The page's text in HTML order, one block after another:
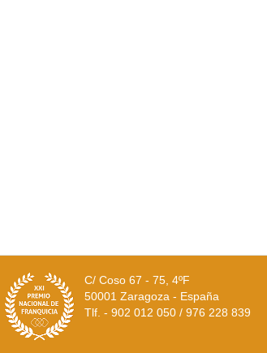
C/ Coso 67 - 75, 4ºF
50001 Zaragoza - España
Tlf. - 902 012 050 / 976 228 839